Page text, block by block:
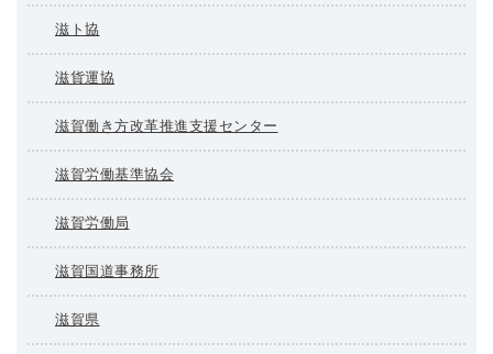
滋ト協
滋貨運協
滋賀働き方改革推進支援センター
滋賀労働基準協会
滋賀労働局
滋賀国道事務所
滋賀県